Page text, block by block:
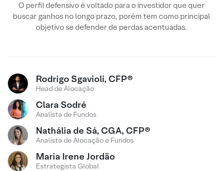
O perfil defensivo é voltado para o investidor que quer
buscar ganhos no longo prazo, porém tem como principal
objetivo se defender de perdas acentuadas.
Rodrigo Sgavioli, CFP®
Head de Alocação
Clara Sodré
Analista de Fundos
Nathália de Sá, CGA, CFP®
Analista de Alocação e Fundos
Maria Irene Jordão
Estrategista Global